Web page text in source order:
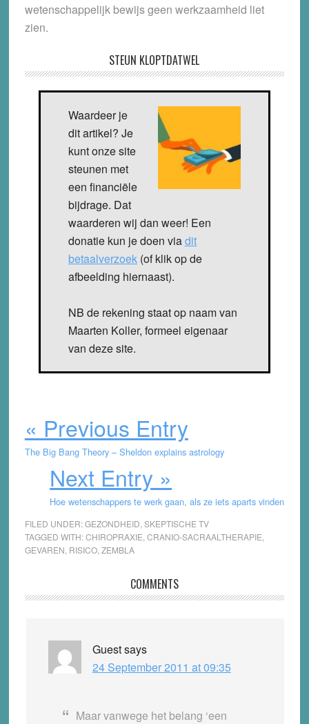
wetenschappelijk bewijs geen werkzaamheid liet
zien.
STEUN KLOPTDATWEL
Waardeer je
dit artikel? Je
kunt onze site
steunen met
een financiële
bijdrage. Dat
waarderen wij dan weer! Een
donatie kun je doen viadit
betaalverzoek(of klik op de
afbeelding hiernaast).
NB de rekening staat op naam van
Maarten Koller, formeel eigenaar
van deze site.
« Previous Entry
The Big Bang Theory – Sheldon explains astrology
Next Entry »
Hoe wetenschappers te werk gaan, als ze iets aparts vinden
FILED UNDER:GEZONDHEID SKEPTISCHE TV
TAGGED WITH:CHIROPRAXIE CRANIO-SACRAALTHERAPIE
GEVAREN RISICO, ZEMBLA
Interactions
COMMENTS
Guestsays
24 September 2011 at 09:35
Maar vanwege het belang ‘een